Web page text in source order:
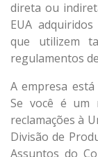
direta ou
EUA
que utilizem
regulamentos
A empresa está
Se você é um
reclamações à
Divisão de
Assuntos do